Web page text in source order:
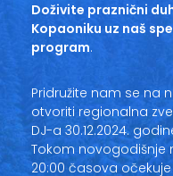
Doživite praznični
Kopaoniku uz naš
program.
Pridružite nam se na
otvoriti regionalna
DJ-a 30.12.2024.
Tokom novogodišnje
20:00 časova